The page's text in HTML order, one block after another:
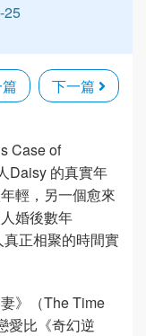
25
下一篇
Case of
Daisy 的真實年
輕，另一個愈來
婚後數年
正相聚的時間實
》（The Time
愛比《奇幻逆